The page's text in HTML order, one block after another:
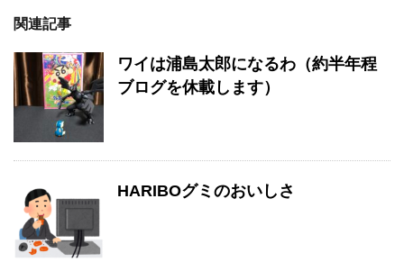
関連記事
ワイは浦島太郎になるわ（約半年程
ブログを休載します）
HARIBOグミのおいしさ